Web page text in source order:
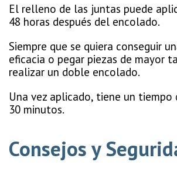
El relleno de las juntas puede
48 horas después del encolado.
Siempre que se quiera conseguir
eficacia o pegar piezas de mayor
realizar un doble encolado.
Una vez aplicado, tiene un tiempo
30 minutos.
Consejos y